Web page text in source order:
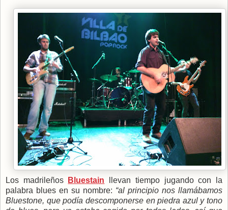
Los madrileños Bluestain llevan tiempo jugando con la
palabra blues en su nombre: “al principio nos llamábamos
Bluestone, que podía descomponerse en piedra azul y tono